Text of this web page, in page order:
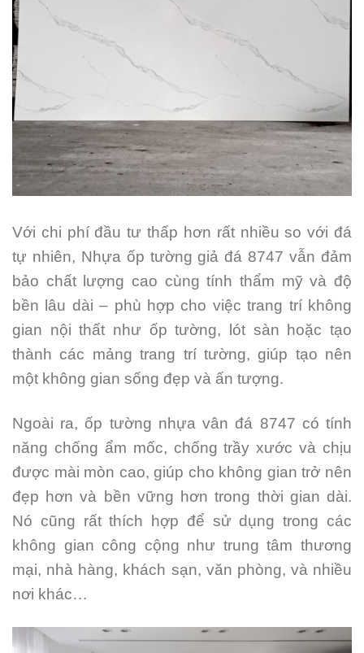
Với chi phí đầu tư thấp hơn rất nhiều so với đá
tự nhiên, Nhựa ốp tường giả đá 8747 vẫn đảm
bảo chất lượng cao cùng tính thẩm mỹ và độ
bền lâu dài – phù hợp cho việc trang trí không
gian nội thất như ốp tường, lót sàn hoặc tạo
thành các mảng trang trí tường, giúp tạo nên
một không gian sống đẹp và ấn tượng.
Ngoài ra, ốp tường nhựa vân đá 8747 có tính
năng chống ẩm mốc, chống trầy xước và chịu
được mài mòn cao, giúp cho không gian trở nên
đẹp hơn và bền vững hơn trong thời gian dài.
Nó cũng rất thích hợp để sử dụng trong các
không gian công cộng như trung tâm thương
mại, nhà hàng, khách sạn, văn phòng, và nhiều
nơi khác…